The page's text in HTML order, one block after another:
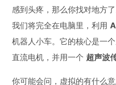
感到头疼，那么你找对地方
我们将完全在电脑里，利用
机器人小车。它的核心是一
直流电机，并用一个 超声波
你可能会问，虚拟的有什么